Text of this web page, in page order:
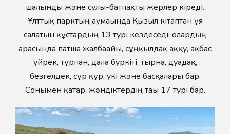
шалғынды және сулы-батпақты жерлер кіреді.
Ұлттық парктың аумағында Қызыл кітаптан ұя
салатын құстардың 13 түрі кездеседі, олардың
арасында патша жалбағайы, сұңқылдақ аққу, ақбас
үйрек, тұрпан, дала бүркіті, тырна, дуадақ,
безгелдек, сұр құр, үкі және басқалары бар.
Сонымен қатар, жәндіктердің тағы 17 түрі бар.